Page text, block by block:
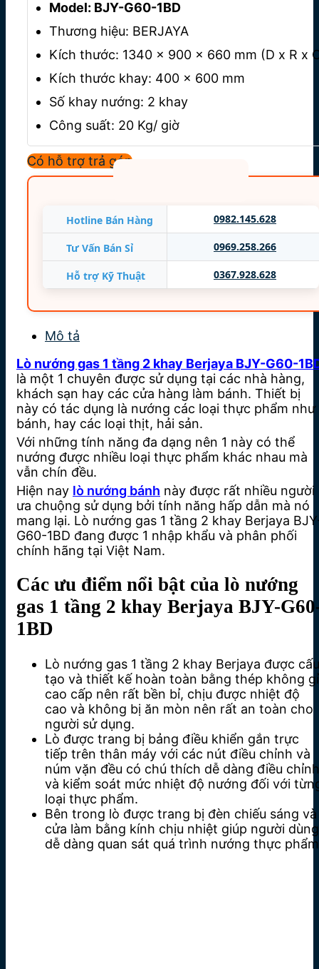
Model: BJY-G60-1BD
Thương hiệu: BERJAYA
Kích thước: 1340 x 900 x 660 mm (D x R x
Kích thước khay: 400 x 600 mm
Số khay nướng: 2 khay
Công suất: 20 Kg/ giờ
Nhiệt độ: 20ºC ~ 300ºC
Lượng gas tiêu thụ
Điện áp: 220-240V/50Hz
Công suất: 60 W
Trọng lượng : 135 Kg
Nhập khẩu: MALAYSIA
Bảo hành12 tháng
Có hỗ trợ trả góp
Hotline Bán Hàng 0982.145.628
Tư Vấn Bán Sỉ 0969.258.266
Hỗ trợ Kỹ Thuật 0367.928.628
Mô tả
Lò nướng gas 1 tầng 2 khay Berjaya BJY-G60-
là một 1 chuyên được sử dụng tại các nhà hàng,
khách sạn hay các cửa hàng làm bánh. Thiết bị
này có tác dụng là nướng các loại thực phẩm như
bánh, hay các loại thịt, hải sản.
Với những tính năng đa dạng nên 1 này có thể
nướng được nhiều loại thực phẩm khác nhau mà
vẫn chín đều.
Hiện nay lò nướng bánh này được rất nhiều người
ưa chuộng sử dụng bởi tính năng hấp dẫn mà nó
mang lại. Lò nướng gas 1 tầng 2 khay Berjaya
G60-1BD đang được 1 nhập khẩu và phân phối
chính hãng tại Việt Nam.
Các ưu điểm nổi bật của lò ​​nướng
gas 1 tầng 2 khay Berjaya BJY-
1BD
Lò nướng gas 1 tầng 2 khay Berjaya được cấu
tạo và thiết kế hoàn toàn bằng thép không gỉ
cao cấp nên rất bền bỉ, chịu được nhiệt độ
cao và không bị ăn mòn nên rất an toàn cho
người sử dụng.
Lò được trang bị bảng điều khiển gắn trực
tiếp trên thân máy với các nút điều chỉnh và
núm vặn đều có chú thích dễ dàng điều chỉnh
và kiểm soát mức nhiệt độ nướng đối với
loại thực phẩm.
Bên trong lò được trang bị đèn chiếu sáng và
cửa làm bằng kính chịu nhiệt giúp người dùng
dễ dàng quan sát quá trình nướng thực